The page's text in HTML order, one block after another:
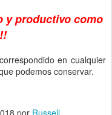
y productivo como
en cualquier
podemos conservar.
por Russell